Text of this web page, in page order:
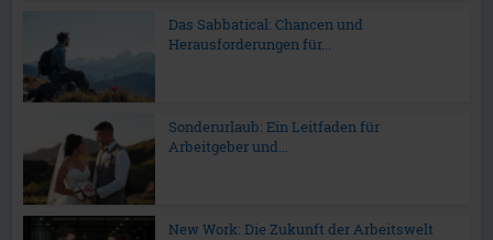
Das Sabbatical: Chancen und
Herausforderungen für...
Sonderurlaub: Ein Leitfaden für
Arbeitgeber und...
New Work: Die Zukunft der Arbeitswelt